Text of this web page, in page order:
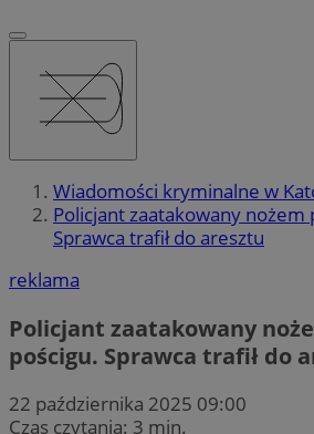
Wiadomości kryminalne w
Policjant zaatakowany nożem
Sprawca trafił do aresztu
reklama
Policjant zaatakowany
pościgu. Sprawca trafił do
22 października 2025 09:00
Czas czytania: 3 min.